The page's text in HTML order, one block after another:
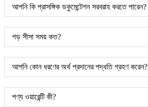
আপনি কি প্রাসঙ্গিক ডকুমেন্টেশন সরবরাহ করতে পারেন?
গড় সীসা সময় কত?
আপনি কোন ধরণের অর্থ প্রদানের পদ্ধতি গ্রহণ করেন?
পণ্য ওয়ারেন্টি কী?